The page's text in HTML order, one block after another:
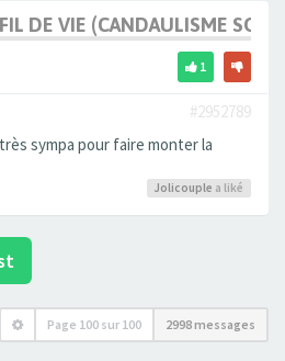
DE VIE (CANDAULISME
1
#2952789
sympa pour faire monter la
Jolicouple a liké
Page 100 sur 100 2998 messages